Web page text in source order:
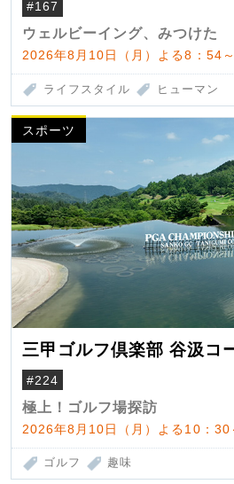
#167
ウェルビーイング、みつけた
2026年8月10日（月）よる8：54
ライフスタイル ヒューマン
スポーツ
三甲ゴルフ倶楽部 谷汲コ
#224
極上！ゴルフ場探訪
2026年8月10日（月）よる10：30
ゴルフ 趣味